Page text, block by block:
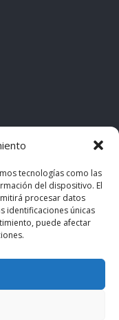
tecnologías como las
del dispositivo. El
procesar datos
identificaciones únicas
puede afectar
· by casiMedicos
pertenecen a sus